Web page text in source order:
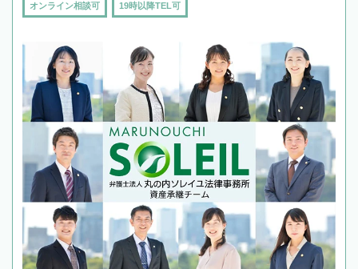
オンライン相談可 19時以降TEL可